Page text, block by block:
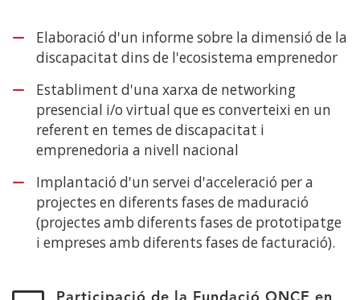
Elaboració d'un informe sobre la dimensió de la
discapacitat dins de l'ecosistema emprenedor
Establiment d'una xarxa de networking
presencial i/o virtual que es converteixi en un
referent en temes de discapacitat i
emprenedoria a nivell nacional
Implantació d'un servei d'acceleració per a
projectes en diferents fases de maduració
(projectes amb diferents fases de prototipatge
i empreses amb diferents fases de facturació).